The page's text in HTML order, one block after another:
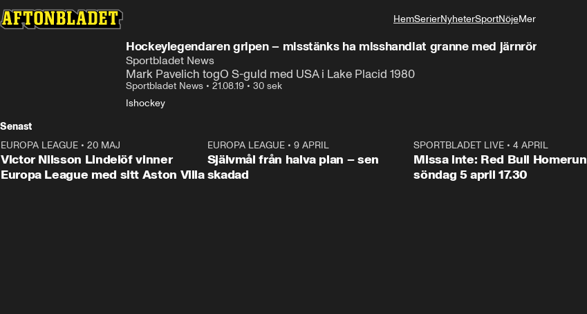
HemSerierNyheterSportNöjeMer
Livsstil
Hockeylegendaren gripen – misstänks ha misshandlat granne med järnrör
Sportbladet News
Mark Pavelich togO S-guld med USA i Lake Placid 1980
Sportbladet News • 21.08.19 • 30 sek
Ishockey
Senast
EUROPA LEAGUE • 20 MAJ
Victor Nilsson Lindelöf vinner
Europa League med sitt Aston Villa
1:03
EUROPA LEAGUE• 9 APRIL
Självmål från halva plan – sen
skadad
SPORTBLADET LIVE •4 APRIL
Missa inte: Red Bull Homerun
söndag 5 april 17.30